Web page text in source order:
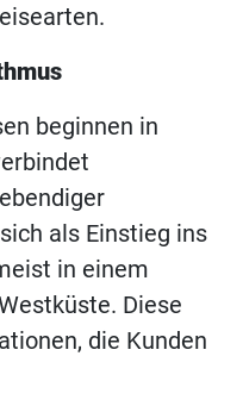
beginnen in
als Einstieg ins
in einem
Diese
die Kunden